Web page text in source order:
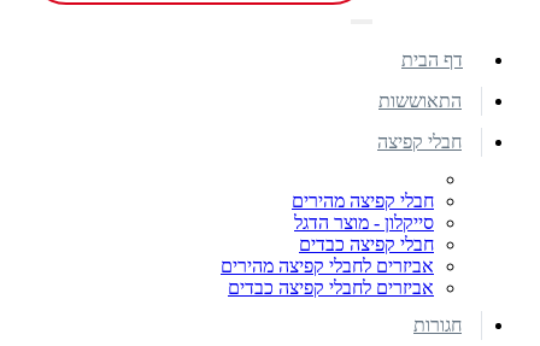
דף הבית
התאוששות
חבלי קפיצה
חבלי קפיצה מהירים
סייקלון - מוצר הדגל
חבלי קפיצה כבדים
אביזרים לחבלי קפיצה מהירים
אביזרים לחבלי קפיצה כבדים
חגורות